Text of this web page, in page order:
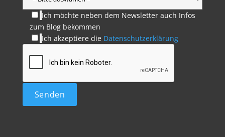
Ich möchte neben dem Newsletter auch Infos
zum Blog bekommen
Ich akzeptiere die Datenschutzerklärung